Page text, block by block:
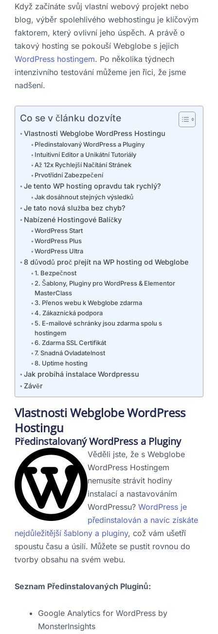
Když začínáte svůj vlastní webový projekt nebo
blog, výběr spolehlivého webhostingu je klíčovým
faktorem, který ovlivní jeho úspěch. A právě o
takový hosting se pokouší Webglobe s jejich
WordPress hostingem. Po několika týdnech
intenzivního testování můžeme jen říci, že jsme
nadšení.
Co se v článku dozvíte
Vlastnosti Webglobe WordPress Hostingu
Předinstalovaný WordPress a Pluginy
Intuitivní Editor a Unikátní Tutoriály
Až 12x Rychlejší Načítání Stránek
Prvotřídní Zabezpečení
Je tento WP hosting opravdu tak rychlý?
Jak dosáhnout stejných výsledků
Je tato nová služba bez chyb?
Nabízené Hostingové Balíčky
WordPress Start
WordPress Plus
WordPress Ultra
8 důvodů proč přejít na WP hosting od Webglobe
1. Bezpečnost
2. Šablony, Pluginy pro WordPress & Elementor
MasterClass
3. Přenos webu k Webglobe zdarma
4. Zákaznická podpora
5. E-mailové schránky jsou zdarma spolu s
hostingem
6. Zdarma SSL Certifikát
7. Snadná Ovladatelnost
8. Uptime hosting
Jak probíhá instalace Wordpressu
Závěr
Vlastnosti Webglobe WordPress
Hostingu
Předinstalovaný WordPress a Pluginy
Věděli jste, že s Webglobe
WordPress Hostingem
nemusíte strávit hodiny
instalací a nastavováním
WordPressu? WordPress je
předinstalován a navíc získáte
nejdůležitější šablony a pluginy, což vám ušetří
spoustu času a úsilí. Můžete se pustit rovnou do
tvorby obsahu na svém webu.
Seznam Předinstalovaných Pluginů:
Google Analytics for WordPress by
MonsterInsights